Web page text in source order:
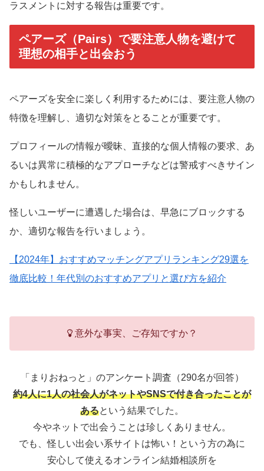
ラスメントに対する報告は重要です。
ペアーズ（Pairs）で要注意人物を避けて
理想の相手と出会おう
ペアーズを安全に楽しく利用するためには、要注意人物の
特徴を理解し、適切な対策をとることが重要です。
プロフィールの情報が曖昧、直接的な個人情報の要求、あ
るいは異常に積極的なアプローチなどは警戒すべきサイン
かもしれません。
怪しいユーザーに遭遇した場合は、早急にブロックする
か、適切な報告を行いましょう。
【2024年】おすすめマッチングアプリランキング29選を
徹底比較！年代別のおすすめアプリと選び方を紹介
意外な事実、ご存知ですか？
「まりおねっと」のアンケート調査（290名が回答）
約4人に1人の社会人がネットやSNSで付き合ったことが
あるという結果でした。
今やネットで出会うことは珍しくありません。
でも、怪しい出会い系サイトは怖い！という方の為に
安心して使えるオンライン結婚相談所を